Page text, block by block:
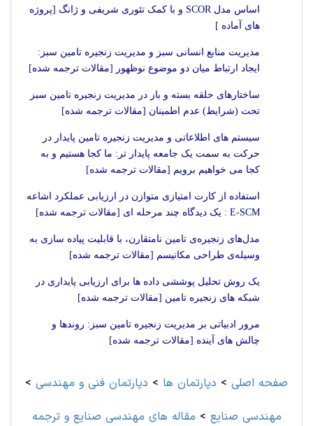
اساس مدل SCOR و با کمک تئوری شریفی و ژانگ [پروژه
های آماده ]
مدیریت منابع انسانی سبز و مدیریت زنجیره تامین سبز:
ایجاد ارتباط میان دو موضوع نوظهور [مقالات ترجمه شده]
ساختارهای حلقه بسته و باز در مدیریت زنجیره تامین سبز
تحت (شرایط) عدم اطمینان [مقالات ترجمه شده]
سیستم های اطلاعاتی و مدیریت زنجیره تامین پایدار در
حرکت به سمت یک جامعه پایدار تر: ما کجا هستیم و به
کجا می خواهیم برویم [مقالات ترجمه شده]
استفاده از کارت امتیازی متوازن در ارزیابی عملکرد اشاعه
E-SCM : یک دیدگاه چند مرحله ای [مقالات ترجمه شده]
مدل‌های زنجیره‌ی تامین نامتقارن، با قابلیت پیاده‌ سازی به
وسیله‌ی طراحی مکانیسم [مقالات ترجمه شده]
یک روش تحلیل پوششی داده ها برای ارزیابی پایداری در
شبکه های زنجیره تامین [مقالات ترجمه شده]
مرور ادبیاتی بر مدیریت زنجیره تامین سبز: روندها و
چالش های آینده [مقالات ترجمه شده]
صفحه اصلی > دپارتمان ها > دپارتمان فنی و مهندسی >
مهندسی صنايع > مقاله های مهندسی صنايع و ترجمه